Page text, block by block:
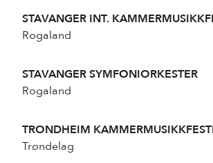
STAVANGER INT.
Rogaland
STAVANGER SYMFONIORKESTER
Rogaland
TRONDHEIM
Trøndelag